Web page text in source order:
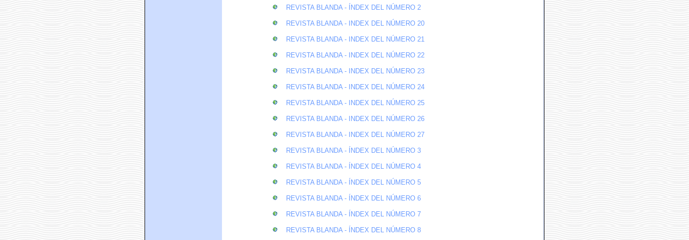
REVISTA BLANDA - ÍNDEX DEL NÚMERO 2
REVISTA BLANDA - INDEX DEL NÚMERO 20
REVISTA BLANDA - INDEX DEL NÚMERO 21
REVISTA BLANDA - INDEX DEL NÚMERO 22
REVISTA BLANDA - INDEX DEL NÚMERO 23
REVISTA BLANDA - INDEX DEL NÚMERO 24
REVISTA BLANDA - INDEX DEL NÚMERO 25
REVISTA BLANDA - INDEX DEL NÚMERO 26
REVISTA BLANDA - INDEX DEL NÚMERO 27
REVISTA BLANDA - ÍNDEX DEL NÚMERO 3
REVISTA BLANDA - ÍNDEX DEL NÚMERO 4
REVISTA BLANDA - ÍNDEX DEL NÚMERO 5
REVISTA BLANDA - ÍNDEX DEL NÚMERO 6
REVISTA BLANDA - ÍNDEX DEL NÚMERO 7
REVISTA BLANDA - ÍNDEX DEL NÚMERO 8